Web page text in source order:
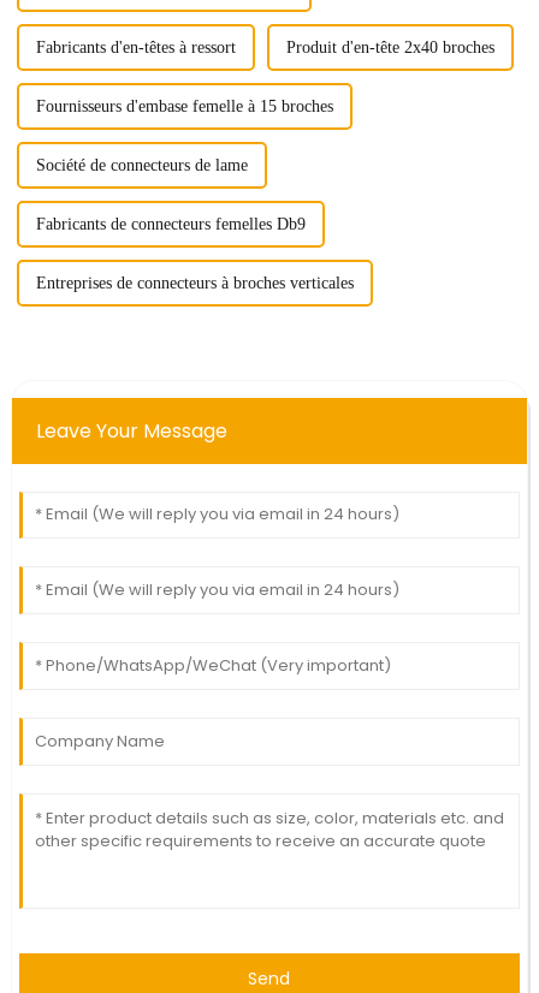
Fabricants d'en-têtes à ressort Produit d'en-tête 2x40 broches
Fournisseurs d'embase femelle à 15 broches
Société de connecteurs de lame
Fabricants de connecteurs femelles Db9
Entreprises de connecteurs à broches verticales
Leave Your Message
Send